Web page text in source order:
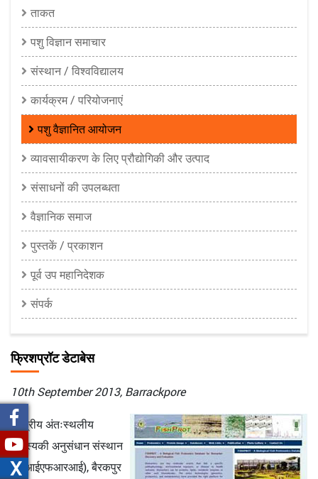
ताकत
पशु विज्ञान समाचार
संस्थान / विश्वविद्यालय
कार्यक्रम / परियोजनाएं
पशु वैज्ञानित आयोजन
व्यावसायीकरण के लिए प्रौद्योगिकी और उत्पाद
संसाधनों की उपलब्धता
वैज्ञानिक समाज
पुस्तकें / प्रकाशन
पूर्व उप महानिदेशक
संपर्क
फ्रिशप्रॉट डेटाबेस
10th September 2013, Barrackpore
केन्द्रीय अंतःस्थलीय
मात्स्यिकी अनुसंधान संस्थान
(सीआईएफआरआई), बैरकपुर
X